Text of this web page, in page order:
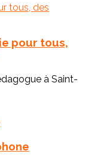
pour tous,
à Saint-